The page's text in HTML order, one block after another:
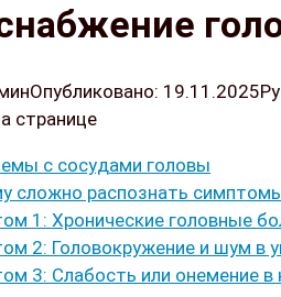
Опубликовано: 19.11.2025
странице
с сосудами головы
сложно распознать
1: Хронические головные
2: Головокружение и шум в
3: Слабость или онемение в